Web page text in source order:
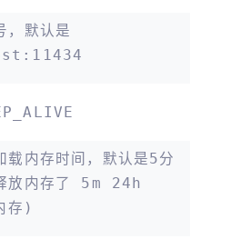
，默认是
载内存时间，默认是5分
放内存了 5m 24h
存)